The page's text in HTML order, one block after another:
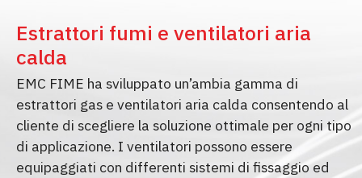
Estrattori fumi e ventilatori aria
calda
EMC FIME ha sviluppato un’ambia gamma di
estrattori gas e ventilatori aria calda consentendo al
cliente di scegliere la soluzione ottimale per ogni tipo
di applicazione. I ventilatori possono essere
equipaggiati con differenti sistemi di fissaggio ed